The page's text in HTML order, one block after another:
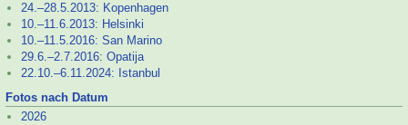
24.–28.5.2013: Kopenhagen
10.–11.6.2013: Helsinki
10.–11.5.2016: San Marino
29.6.–2.7.2016: Opatija
22.10.–6.11.2024: Istanbul
Fotos nach Datum
2026